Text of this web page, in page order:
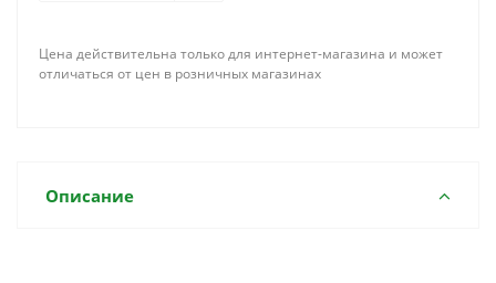
Цена действительна только для интернет-магазина и может
отличаться от цен в розничных магазинах
Описание